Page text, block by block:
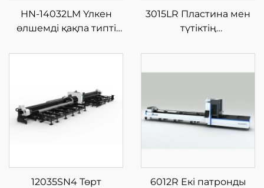
HN-14032LM Үлкен
өлшемді қақпа типті
лазерлі кесу
3015LR Пластина мен
түтіктің
шыны талшықты
лазерлі кесу
12035SN4 Төрт
6012R Екі патронды